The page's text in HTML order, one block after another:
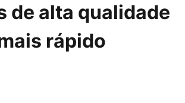
de alta qualidade
rápido